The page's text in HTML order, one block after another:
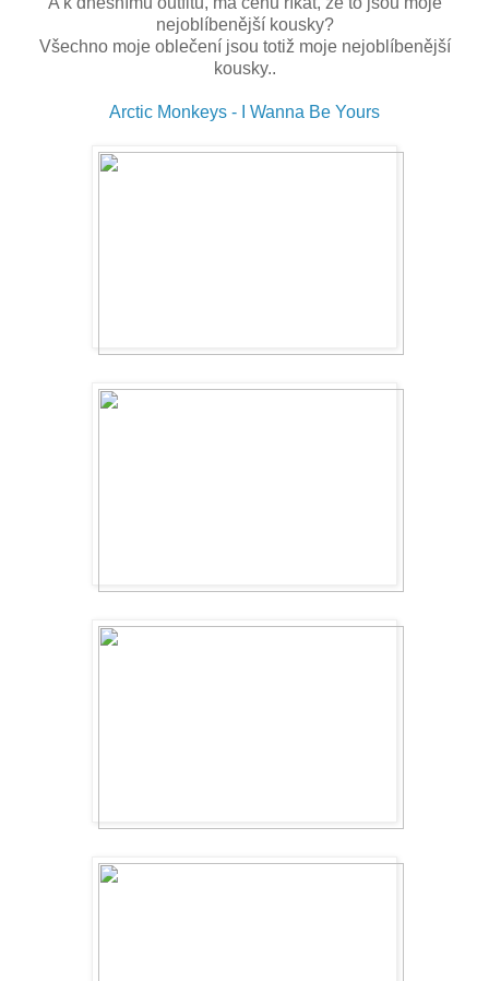
nejoblíbenější kousky?
Všechno moje oblečení jsou totiž moje nejoblíbenější
kousky..
Arctic Monkeys - I Wanna Be Yours